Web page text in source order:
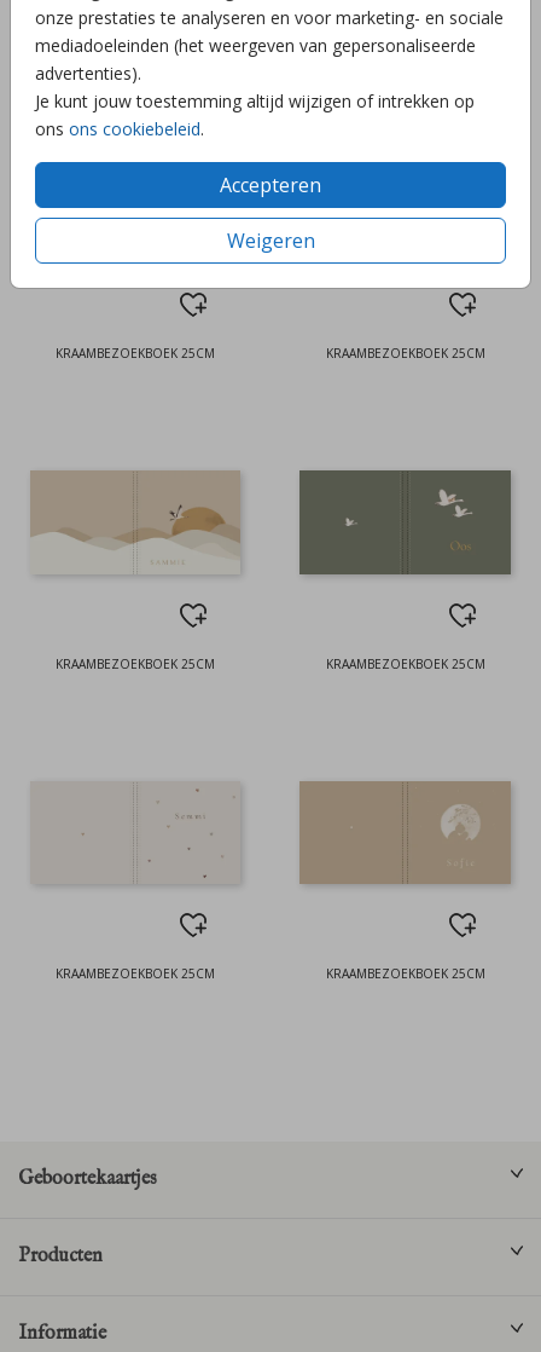
onze prestaties te analyseren en voor marketing- en sociale
mediadoeleinden (het weergeven van gepersonaliseerde
advertenties).
Je kunt jouw toestemming altijd wijzigen of intrekken op
ons ons cookiebeleid.
Accepteren
Weigeren
Foliedruk is niet mogelijk
Houd er rekening mee dat er een kleurverschil kan ontstaan
tussen de kaarten en het boek
KRAAMBEZOEKBOEK 25CM KRAAMBEZOEKBOEK 25CM
KRAAMBEZOEKBOEK 25CM KRAAMBEZOEKBOEK 25CM
KRAAMBEZOEKBOEK 25CM KRAAMBEZOEKBOEK 25CM
Geboortekaartjes
Producten
Informatie